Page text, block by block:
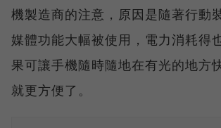
機製造商的注意，原因是隨著行動
媒體功能大幅被使用，電力消耗得
果可讓手機隨時隨地在有光的地方
就更方便了。